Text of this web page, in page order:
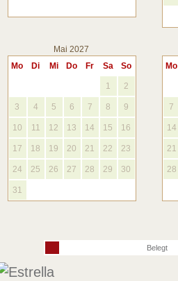
Mai 2027
Mo
Di Mi Do Fr Sa So
1 2
3 4 5 6 7 8 9
10 11 12 13 14 15 16
17 18 19 20 21 22 23
24 25 26 27 28 29 30
31
Mo
7
14
21
28
Belegt